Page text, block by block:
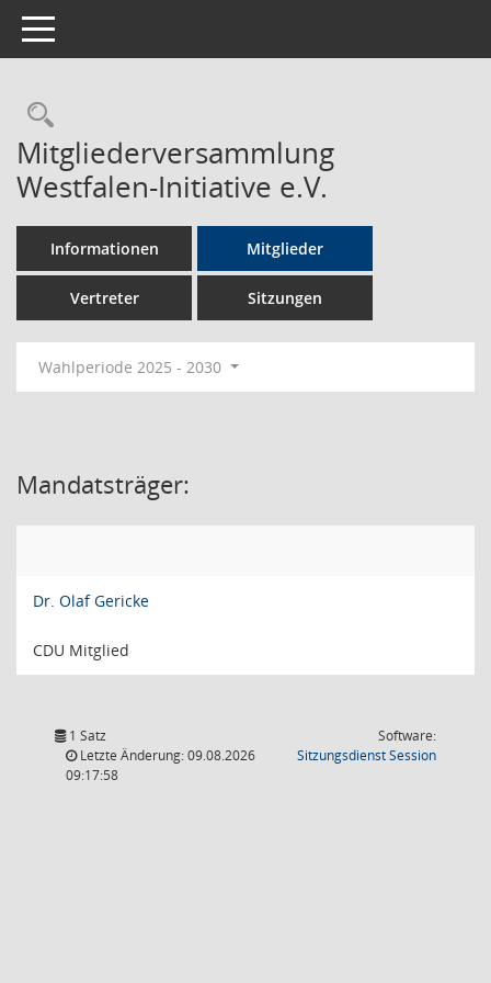
Toggle navigation
Rechercheauswahl
Mitgliederversammlung
Westfalen-Initiative e.V.
Informationen Mitglieder
Vertreter Sitzungen
Wahlperiode 2025 - 2030
Mandatsträger:
Dr. Olaf Gericke
CDU Mitglied
1 Satz
Letzte Änderung: 09.08.2026
09:17:58
Software:
SitzungsdienstSession(Wird in